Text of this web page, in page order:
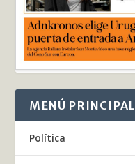
MENÚ PRINCIPAL
Política